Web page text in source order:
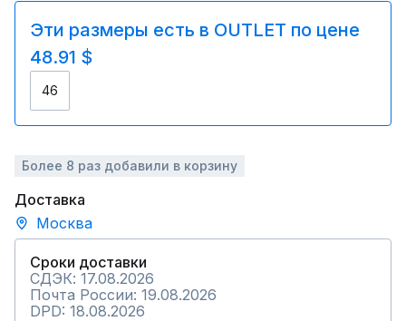
Эти размеры есть в OUTLET по цене
48.91 $
46
Более 8 раз добавили в корзину
Доставка
Москва
Сроки доставки
СДЭК: 17.08.2026
Почта России: 19.08.2026
DPD: 18.08.2026